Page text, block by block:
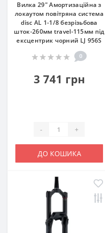
Вилка 29" Амортизаційна з
локаутом повітряна система
disc AL 1-1/8 безрізьбова
шток-260мм travel-115мм під
ексцентрик чорний LJ 956S
0
3 741 грн
- +
ДО КОШИКА